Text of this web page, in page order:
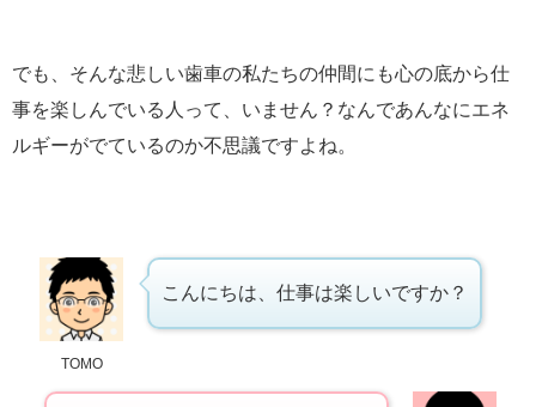
でも、そんな悲しい歯車の私たちの仲間にも心の底から仕
事を楽しんでいる人って、いません？なんであんなにエネ
ルギーがでているのか不思議ですよね。
TOMO
こんにちは、仕事は楽しいですか？